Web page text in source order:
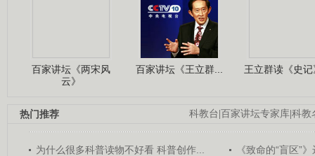
百家讲坛《两宋风
云》
百家讲坛《王立群... 王立群读《史
科教台 百家讲坛专家库 科教
热门推荐
为什么很多科普读物不好看 科普创作...
《致命的“盲区”